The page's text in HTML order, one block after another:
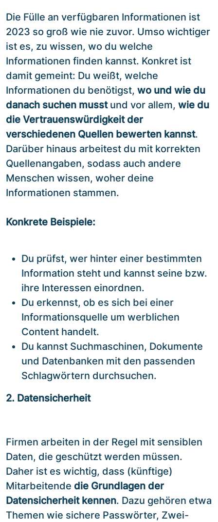
Die Fülle an verfügbaren Informationen ist
2023 so groß wie nie zuvor. Umso wichtiger
ist es, zu wissen, wo du welche
Informationen finden kannst. Konkret ist
damit gemeint: Du weißt, welche
Informationen du benötigst, wo und wie du
danach suchen musstund vor allem, wie du
die Vertrauenswürdigkeit der
verschiedenen Quellen bewerten kannst.
Darüber hinaus arbeitest du mit korrekten
Quellenangaben, sodass auch andere
Menschen wissen, woher deine
Informationen stammen.
Konkrete Beispiele:
Du prüfst, wer hinter einer bestimmten
Information steht und kannst seine bzw.
ihre Interessen einordnen.
Du erkennst, ob es sich bei einer
Informationsquelle um werblichen
Content handelt.
Du kannst Suchmaschinen, Dokumente
und Datenbanken mit den passenden
Schlagwörtern durchsuchen.
2. Datensicherheit
Firmen arbeiten in der Regel mit sensiblen
Daten, die geschützt werden müssen.
Daher ist es wichtig, dass (künftige)
Mitarbeitende die Grundlagen der
Datensicherheit kennen. Dazu gehören etwa
Themen wie sichere Passwörter, Zwei-